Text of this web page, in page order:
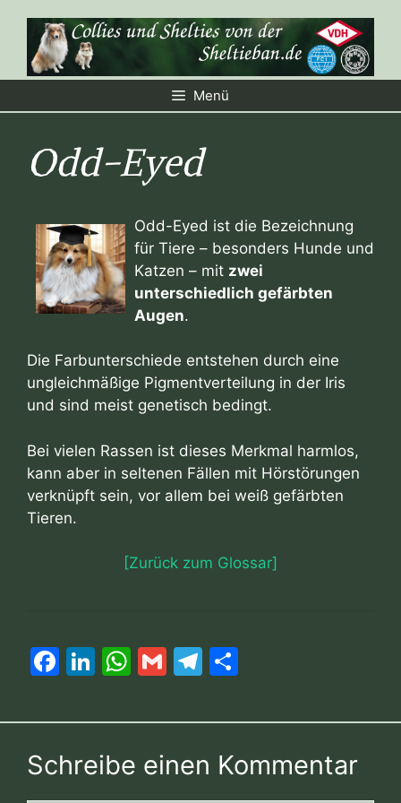
springen
Menü
Odd-Eyed
Odd-Eyed ist die Bezeichnung
für Tiere – besonders Hunde und
Katzen – mit zwei
unterschiedlich gefärbten
Augen.
Die Farbunterschiede entstehen durch eine
ungleichmäßige Pigmentverteilung in der Iris
und sind meist genetisch bedingt.
Bei vielen Rassen ist dieses Merkmal harmlos,
kann aber in seltenen Fällen mit Hörstörungen
verknüpft sein, vor allem bei weiß gefärbten
Tieren.
[Zurück zum Glossar]
F
c
e
b
Li
k
e
dI
W
at
A
G
ai
T
e
gr
a
le
Schreibe einen Kommentar